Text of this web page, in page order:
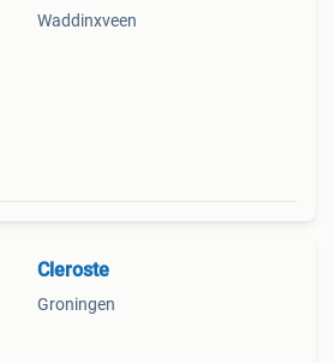
Waddinxveen
Cleroste
Groningen